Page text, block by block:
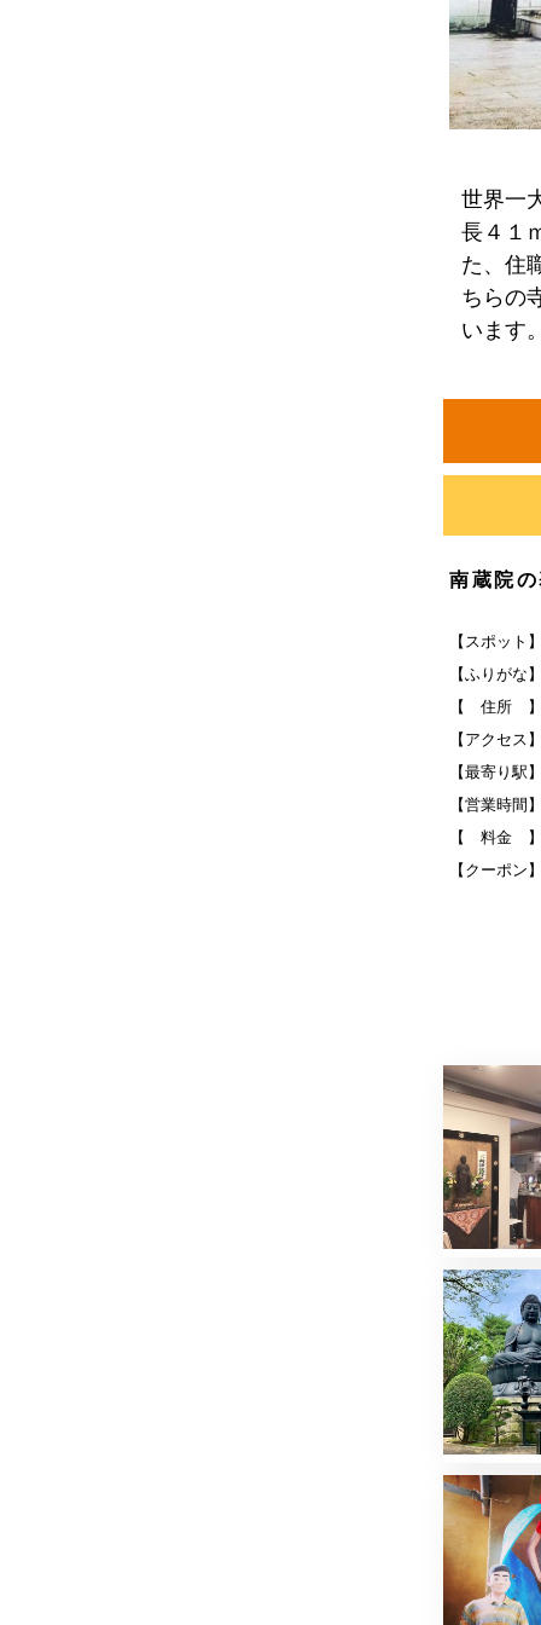
世界一
長４１
た、住
ちらの
います
南蔵院
【スポット
【ふりがな
【 住所 】
【アクセ
【最寄り駅
【営業時間
【 料金
【クーポン